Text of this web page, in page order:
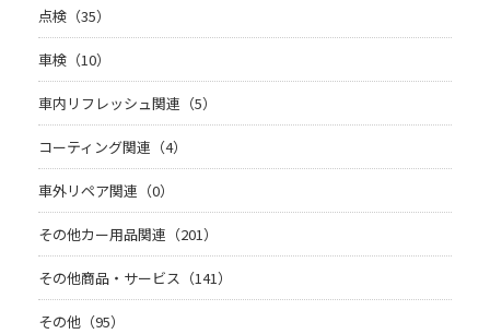
点検（35）
車検（10）
車内リフレッシュ関連（5）
コーティング関連（4）
車外リペア関連（0）
その他カー用品関連（201）
その他商品・サービス（141）
その他（95）